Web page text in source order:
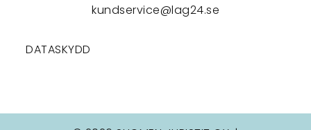
kundservice@lag24.se
DATASKYDD